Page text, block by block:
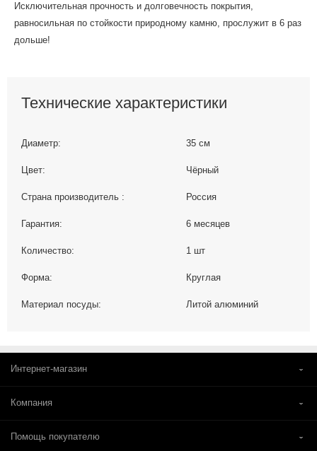
Исключительная прочность и долговечность покрытия,
равносильная по стойкости природному камню, прослужит в 6 раз
дольше!
Технические характеристики
Диаметр: 35 см
Цвет: Чёрный
Страна производитель : Россия
Гарантия: 6 месяцев
Количество: 1 шт
Форма: Круглая
Материал посуды: Литой алюминий
Интернет-магазин
Компания
Помощь покупателю